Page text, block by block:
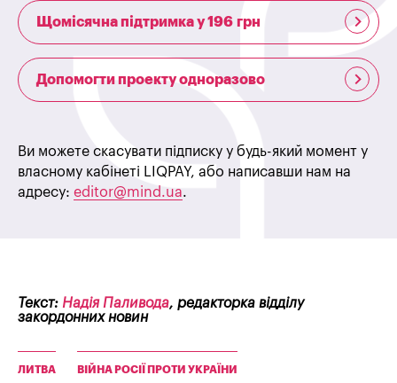
Щомісячна підтримка у 196 грн
Допомогти проекту одноразово
Ви можете скасувати підписку у будь-який момент у
власному кабінеті LIQPAY, або написавши нам на
адресу: editor@mind.ua.
Текст: Надія Паливода, редакторка відділу
закордонних новин
ЛИТВА ВІЙНА РОСІЇ ПРОТИ УКРАЇНИ